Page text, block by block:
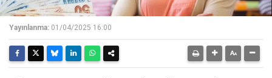
Yayınlanma: 01/04/2025 16:00